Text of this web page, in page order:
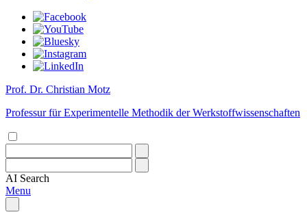
Prof. Dr. Christian Motz
Professur für Experimentelle Methodik der Werkstoffwissenschaften
AI Search
Menu